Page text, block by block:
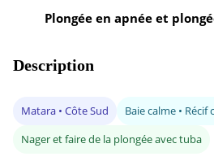
Plongée en apnée et
Description
Matara • Côte Sud
Baie calme • Récif
Nager et faire de la plongée avec tuba